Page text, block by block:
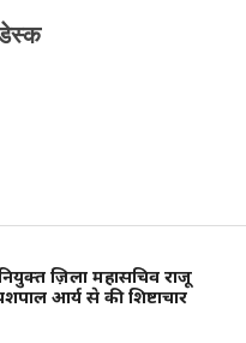
ज़िला महासचिव राजू
आर्य से की शिष्टाचार